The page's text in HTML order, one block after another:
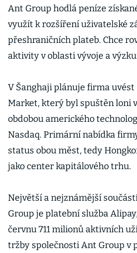
Ant Group hodlá peníze
využít k rozšíření uživatelské
přeshraničních plateb. Chce
aktivity v oblasti vývoje a
V Šanghaji plánuje firma
Market, který byl spuštěn loni
obdobou amerického
Nasdaq. Primární nabídka
status obou měst, tedy
jako center kapitálového trhu.
Největší a nejznámější
Group je platební služba
červnu 711 milionů aktivních
tržby společnosti Ant Group v